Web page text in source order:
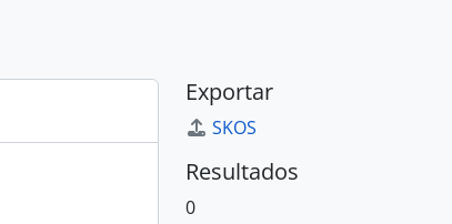
Exportar
SKOS
Resultados
0